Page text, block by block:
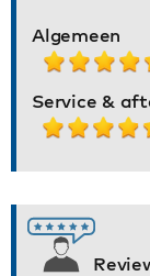
Algemeen
Service &